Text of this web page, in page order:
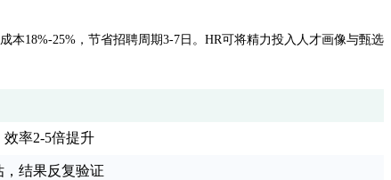
18%-25%，节省招聘周期3-7日。HR可将精力投入人才画像与甄选
率2-5倍提升
结果反复验证